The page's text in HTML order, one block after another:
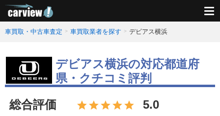
車買取・中古車査定 車買取業者を探す デビアス横浜
デビアス横浜の対応都道府
県・クチコミ評判
総合評価 5.0